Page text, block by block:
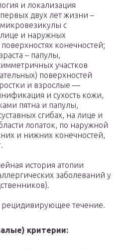
и локализация
двух лет жизни –
с
и наружных
конечностей;
– папулы,
участков
поверхностей
и взрослые —
и сухость кожи,
пятна и папулы,
сгибах, на лице и
лопаток, по наружной
и нижних конечностей,
история атопии
заболеваний у
течение.
критерии: